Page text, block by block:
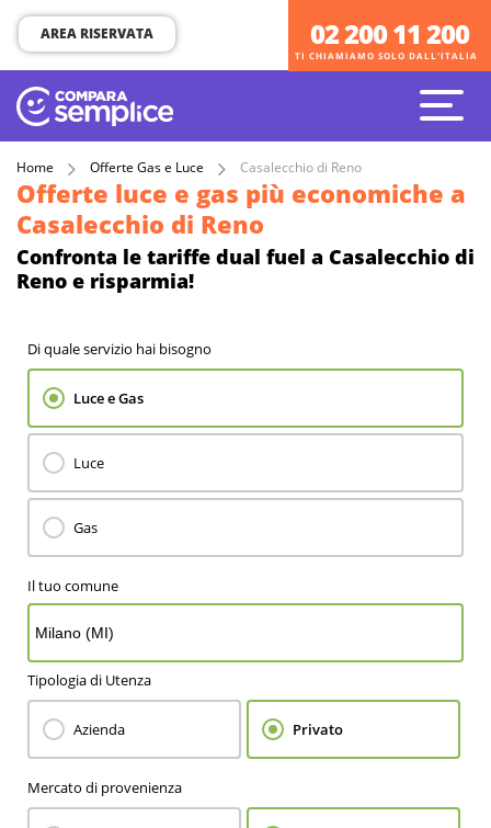
TI CHIAMIAMO SOLO DALL'ITALIA
02 200 11 200
AREA RISERVATA
Home Offerte Gas e Luce Casalecchio di Reno
Offerte luce e gas più economiche a
Casalecchio di Reno
Confronta le tariffe dual fuel a Casalecchio di
Reno e risparmia!
Di quale servizio hai bisogno
Luce e Gas
Luce
Gas
Il tuo comune
Tipologia di Utenza
Azienda Privato
Mercato di provenienza
TI CHIAMIAMO SOLO DALL'ITALIA
02 200 11 200